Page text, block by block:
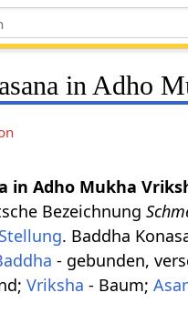
in Adho
in Adho Mukha
Bezeichnung
. Baddha
- gebunden,
Vriksha - Baum;